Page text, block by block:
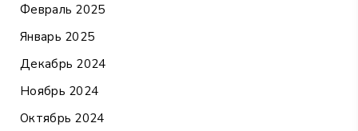
Февраль 2025
Январь 2025
Декабрь 2024
Ноябрь 2024
Октябрь 2024